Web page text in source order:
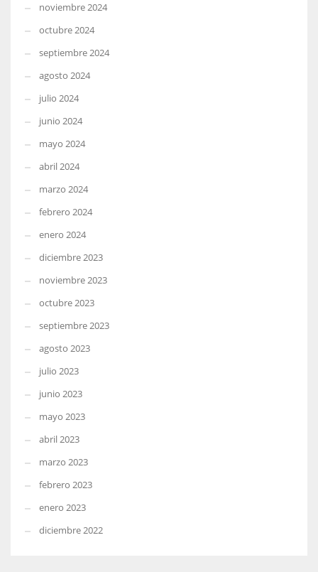
noviembre 2024
octubre 2024
septiembre 2024
agosto 2024
julio 2024
junio 2024
mayo 2024
abril 2024
marzo 2024
febrero 2024
enero 2024
diciembre 2023
noviembre 2023
octubre 2023
septiembre 2023
agosto 2023
julio 2023
junio 2023
mayo 2023
abril 2023
marzo 2023
febrero 2023
enero 2023
diciembre 2022